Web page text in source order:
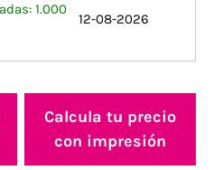
1.000
12-08-2026
Calcula tu precio
con impresión